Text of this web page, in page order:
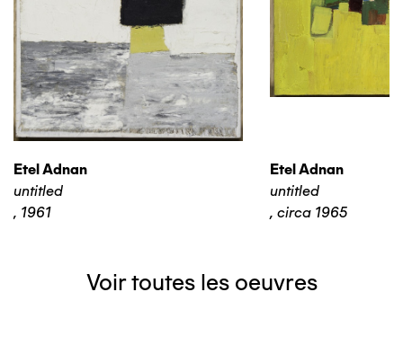
Etel Adnan
untitled
, 1961
Etel Adnan
untitled
, circa 1965
Voir toutes les oeuvres